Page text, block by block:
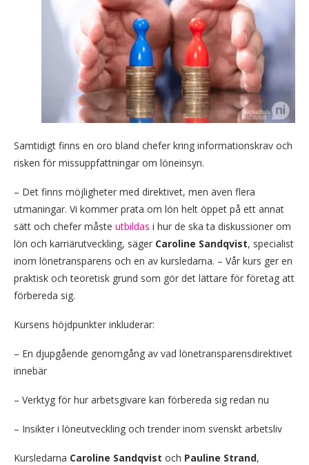
Samtidigt finns en oro bland chefer kring informationskrav och
risken för missuppfattningar om löneinsyn.
– Det finns möjligheter med direktivet, men även flera
utmaningar. Vi kommer prata om lön helt öppet på ett annat
sätt och chefer måste utbildas i hur de ska ta diskussioner om
lön och karriärutveckling, säger Caroline Sandqvist, specialist
inom lönetransparens och en av kursledarna. – Vår kurs ger en
praktisk och teoretisk grund som gör det lättare för företag att
förbereda sig.
Kursens höjdpunkter inkluderar:
– En djupgående genomgång av vad lönetransparensdirektivet
innebär
– Verktyg för hur arbetsgivare kan förbereda sig redan nu
– Insikter i löneutveckling och trender inom svenskt arbetsliv
Kursledarna Caroline Sandqvist och Pauline Strand,